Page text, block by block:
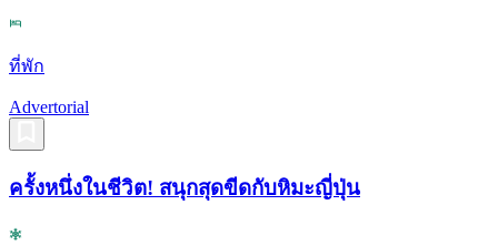
ที่พัก
Advertorial
ครั้งหนึ่งในชีวิต! สนุกสุดขีดกับหิมะญี่ปุ่น